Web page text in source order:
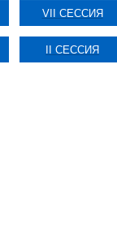
VII СЕССИЯ
II СЕССИЯ